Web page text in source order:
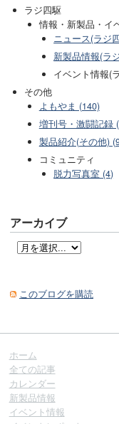
ラジ四駆
情報・新製品・イ
ニュース(ラジ
新製品情報(ラ
イベント情報(
その他
よもやま (140)
増刊号・激闘記録
製品紹介(その他)
コミュニティ
脱力写真室 (4)
アーカイブ
このブログを購読
ホーム
全ての記事
カレンダー
新製品情報
イベント情報